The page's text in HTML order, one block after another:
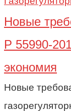
Новые
Р 55990-
экономия
Новые